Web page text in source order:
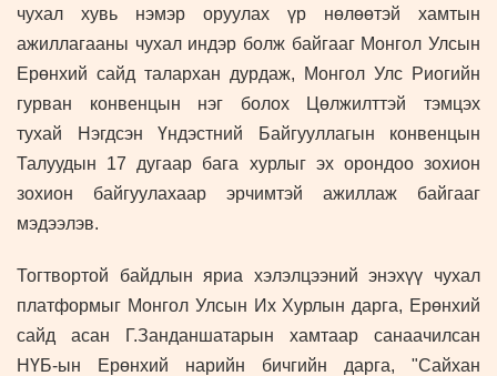
чухал хувь нэмэр оруулах үр нөлөөтэй хамтын
ажиллагааны чухал индэр болж байгааг Монгол Улсын
Ерөнхий сайд талархан дурдаж, Монгол Улс Риогийн
гурван конвенцын нэг болох Цөлжилттэй тэмцэх
тухай Нэгдсэн Үндэстний Байгууллагын конвенцын
Талуудын 17 дугаар бага хурлыг эх орондоо зохион
зохион байгуулахаар эрчимтэй ажиллаж байгааг
мэдээлэв.
Тогтвортой байдлын яриа хэлэлцээний энэхүү чухал
платформыг Монгол Улсын Их Хурлын дарга, Ерөнхий
сайд асан Г.Занданшатарын хамтаар санаачилсан
НҮБ-ын Ерөнхий нарийн бичгийн дарга, "Сайхан